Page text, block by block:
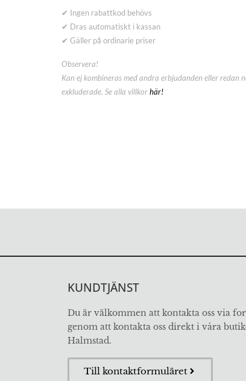
✔ Ingen rabattkod behövs
✔ Dras automatiskt i kassan
✔ Gäller på ordinarie priser
Observera!
Kan ej kombineras med andra erbjudanden eller redan
exkluderade. Se alla villkorhär!
KUNDTJÄNST
Du är välkommen att kontakta oss via
genom att kontakta oss direkt i våra
Halmstad.
Till kontaktformuläret